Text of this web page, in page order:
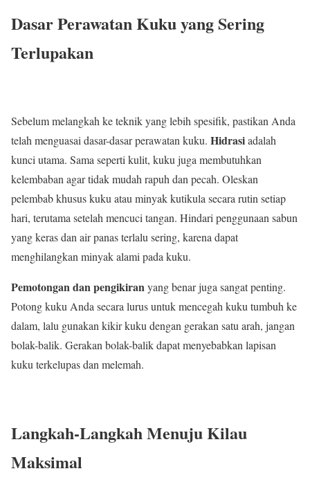
Dasar Perawatan Kuku yang Sering
Terlupakan
Sebelum melangkah ke teknik yang lebih spesifik, pastikan Anda
telah menguasai dasar-dasar perawatan kuku. Hidrasiadalah
kunci utama. Sama seperti kulit, kuku juga membutuhkan
kelembaban agar tidak mudah rapuh dan pecah. Oleskan
pelembab khusus kuku atau minyak kutikula secara rutin setiap
hari, terutama setelah mencuci tangan. Hindari penggunaan sabun
yang keras dan air panas terlalu sering, karena dapat
menghilangkan minyak alami pada kuku.
Pemotongan dan pengikiranyang benar juga sangat penting.
Potong kuku Anda secara lurus untuk mencegah kuku tumbuh ke
dalam, lalu gunakan kikir kuku dengan gerakan satu arah, jangan
bolak-balik. Gerakan bolak-balik dapat menyebabkan lapisan
kuku terkelupas dan melemah.
Langkah-Langkah Menuju Kilau
Maksimal